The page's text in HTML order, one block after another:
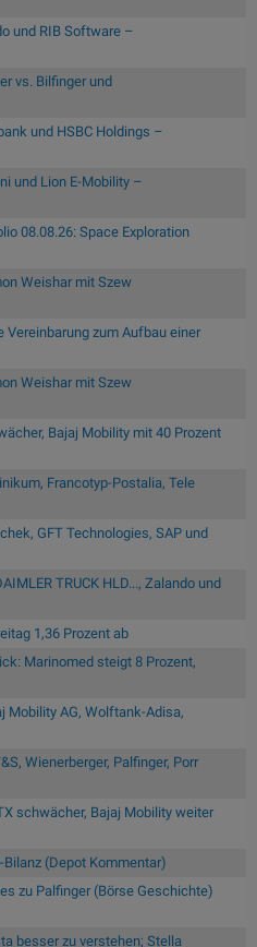
und RIB Software –
vs. Bilfinger und
und HSBC Holdings –
und Lion E-Mobility –
08.08.26: Space Exploration
Weishar mit Szew
Vereinbarung zum Aufbau einer
Weishar mit Szew
Bajaj Mobility mit 40 Prozent
Francotyp-Postalia, Tele
GFT Technologies, SAP und
TRUCK HLD..., Zalando und
1,36 Prozent ab
Marinomed steigt 8 Prozent,
Mobility AG, Wolftank-Adisa,
Wienerberger, Palfinger, Porr
schwächer, Bajaj Mobility weiter
(Depot Kommentar)
zu Palfinger (Börse Geschichte)
besser zu verstehen; Stella